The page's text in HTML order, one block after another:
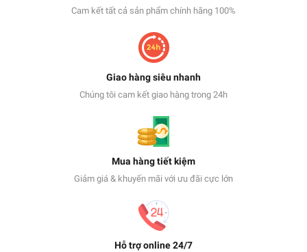
Cam kết tất cả sản phẩm chính hãng 100%
Giao hàng siêu nhanh
Chúng tôi cam kết giao hàng trong 24h
Mua hàng tiết kiệm
Giảm giá & khuyến mãi với ưu đãi cực lớn
Hỗ trợ online 24/7